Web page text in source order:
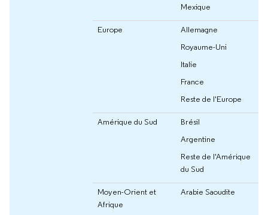
Mexique
Europe
Allemagne
Royaume-Uni
Italie
France
Reste de l'Europe
Amérique du Sud
Brésil
Argentine
Reste de l'Amérique
du Sud
Moyen-Orient et
Afrique
Arabie Saoudite